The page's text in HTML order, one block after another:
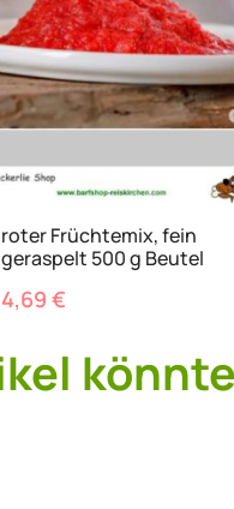
roter Früchtemix, fein
geraspelt 500 g Beutel
4,69 €